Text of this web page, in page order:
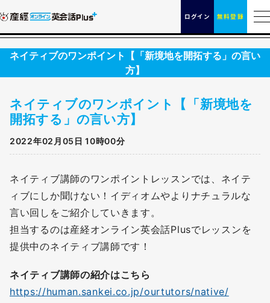
ログイン 無料登録
ネイティブのワンポイント【「新境地を開拓する」の言い
方】
ネイティブのワンポイント【「新境地を
開拓する」の言い方】
2022年02月05日 10時00分
ネイティブ講師のワンポイントレッスンでは、ネイテ
ィブにしか聞けない！イディオムやよりナチュラルな
言い回しをご紹介していきます。
担当するのは産経オンライン英会話Plusでレッスンを
提供中のネイティブ講師です！
ネイティブ講師の紹介はこちら
https://human.sankei.co.jp/ourtutors/native/